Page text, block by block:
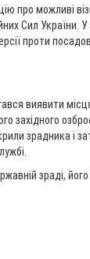
про можливі
Сил України. У
проти
виявити
західного
зрадника і
зраді,